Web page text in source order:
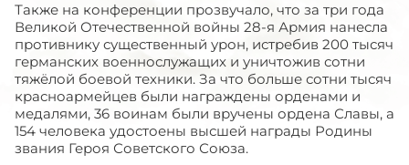
Также на конференции прозвучало, что за три года
Великой Отечественной войны 28-я Армия нанесла
противнику существенный урон, истребив 200 тысяч
германских военнослужащих и уничтожив сотни
тяжёлой боевой техники. За что больше сотни тысяч
красноармейцев были награждены орденами и
медалями, 36 воинам были вручены ордена Славы, а
154 человека удостоены высшей награды Родины
звания Героя Советского Союза.